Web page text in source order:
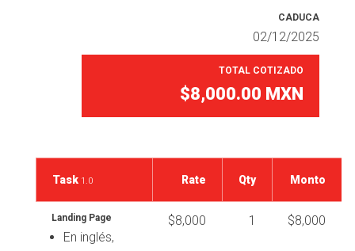
CADUCA
02/12/2025
TOTAL COTIZADO
$8,000.00 MXN
Task 1.0
Landing Page
En inglés,
Rate
$8,000
Qty
1
Monto
$8,000